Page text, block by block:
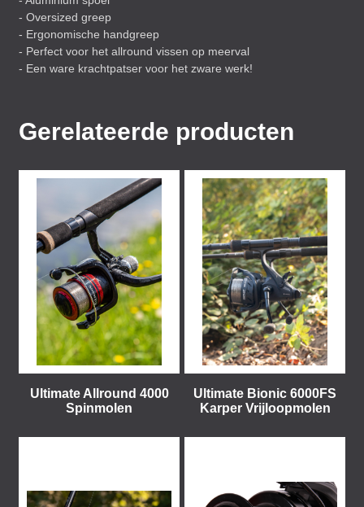
- Oversized greep
- Ergonomische handgreep
- Perfect voor het allround vissen op meerval
- Een ware krachtpatser voor het zware werk!
Gerelateerde producten
Ultimate Allround 4000
Spinmolen
Ultimate Bionic 6000FS
Karper Vrijloopmolen